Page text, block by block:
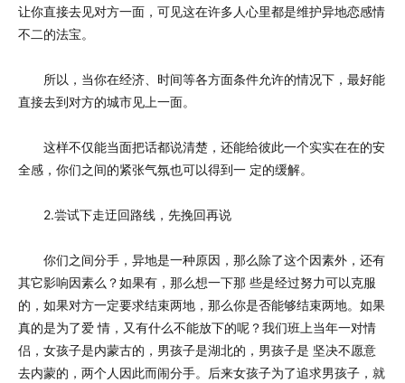
让你直接去见对方一面，可见这在许多人心里都是维护异地恋感情
不二的法宝。
所以，当你在经济、时间等各方面条件允许的情况下，最好能
直接去到对方的城市见上一面。
这样不仅能当面把话都说清楚，还能给彼此一个实实在在的安
全感，你们之间的紧张气氛也可以得到一 定的缓解。
2.尝试下走迂回路线，先挽回再说
你们之间分手，异地是一种原因，那么除了这个因素外，还有
其它影响因素么？如果有，那么想一下那 些是经过努力可以克服
的，如果对方一定要求结束两地，那么你是否能够结束两地。如果
真的是为了爱 情，又有什么不能放下的呢？我们班上当年一对情
侣，女孩子是内蒙古的，男孩子是湖北的，男孩子是 坚决不愿意
去内蒙的，两个人因此而闹分手。后来女孩子为了追求男孩子，就